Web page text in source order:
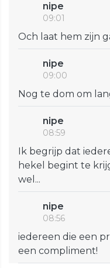
nipe
09:01
Och laat hem zijn
nipe
09:00
Nog te dom om
nipe
08:59
Ik begrijp dat
hekel begint te
wel...
nipe
08:56
iedereen die een
een compliment!